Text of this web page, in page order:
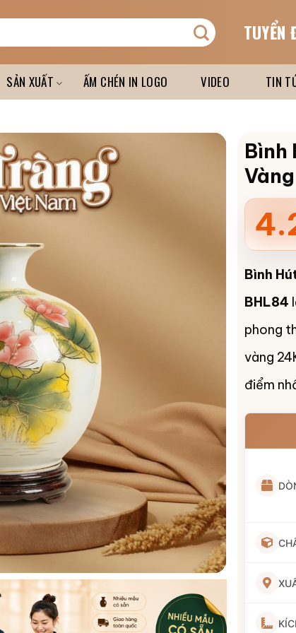
TUYỂN
SẢN XUẤT ẤM CHÉN IN LOGO VIDEO TIN
Bình
Bình
BHL84
phong
vàng
điểm